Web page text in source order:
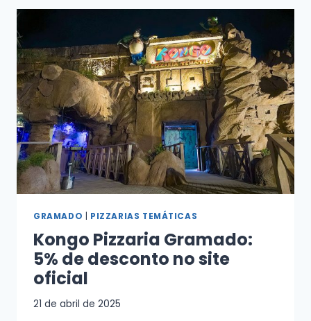
GRAMADO PIZZARIAS TEMÁTICAS
Kongo Pizzaria Gramado:
5% de desconto no site
oficial
21 de abril de 2025